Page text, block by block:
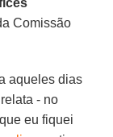
Comissão
aqueles dias
- no
eu fiquei